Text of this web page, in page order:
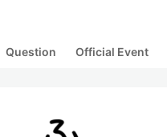
Question Official Event